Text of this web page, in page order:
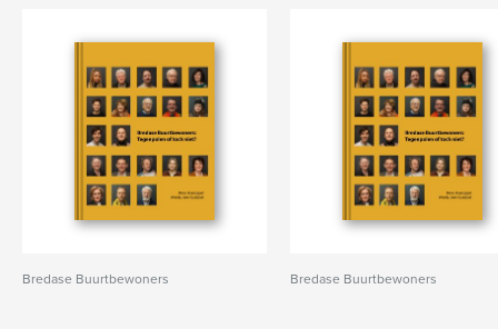
Bredase Buurtbewoners Bredase Buurtbewoners